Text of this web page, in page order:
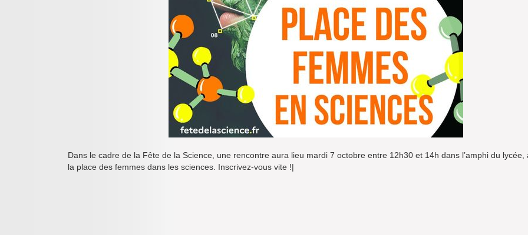
Dans le cadre de la Fête de la Science, une rencontre aura lieu mardi 7 octobre entre 12h30 et 14h dans l’amphi du lycée,
la place des femmes dans les sciences. Inscrivez-vous vite !|